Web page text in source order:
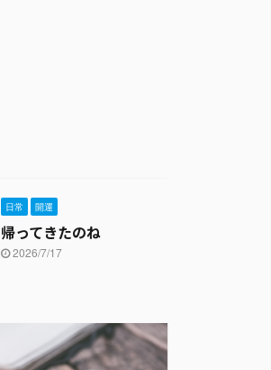
日常 開運
帰ってきたのね
2026/7/17